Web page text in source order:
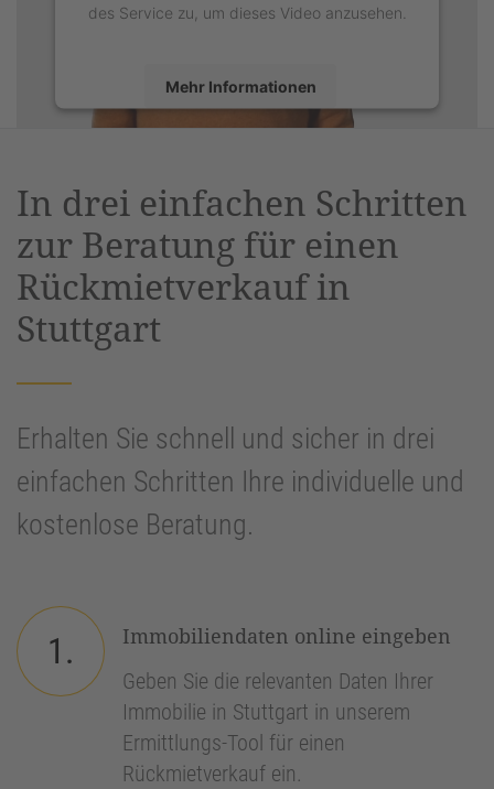
des Service zu, um dieses Video anzusehen.
Mehr Informationen
Management Platform&eRecht24
In drei einfachen Schritten
zur Beratung für einen
Rückmietverkauf in
Stuttgart
Erhalten Sie schnell und sicher in drei
einfachen Schritten Ihre individuelle und
kostenlose Beratung.
1.
Immobiliendaten online eingeben
Geben Sie die relevanten Daten Ihrer
Immobilie in Stuttgart in unserem
Ermittlungs-Tool für einen
Rückmietverkauf ein.